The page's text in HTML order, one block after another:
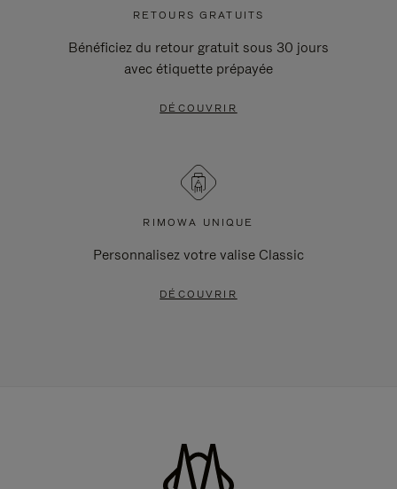
RETOURS GRATUITS
Bénéficiez du retour gratuit sous 30 jours
avec étiquette prépayée
DÉCOUVRIR
RIMOWA UNIQUE
Personnalisez votre valise Classic
DÉCOUVRIR